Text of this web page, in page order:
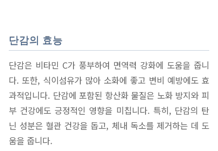
단감의 효능
단감은 비타민 C가 풍부하여 면역력 강화에 도움을 줍니
다. 또한, 식이섬유가 많아 소화에 좋고 변비 예방에도 효
과적입니다. 단감에 포함된 항산화 물질은 노화 방지와 피
부 건강에도 긍정적인 영향을 미칩니다. 특히, 단감의 탄
닌 성분은 혈관 건강을 돕고, 체내 독소를 제거하는 데 도
움을 줍니다.